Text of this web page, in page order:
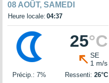
08 AOÛT, SAMEDI
Heure locale: 04:37
25°C
SE
1 m/s
Précip.: 7% Ressenti: 26°C